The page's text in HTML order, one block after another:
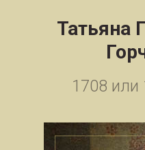
Татьяна
1708 или